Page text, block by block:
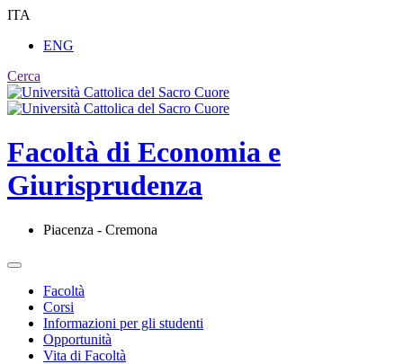
ITA
ENG
Cerca
Facoltà di Economia e
Giurisprudenza
Piacenza - Cremona
Facoltà
Corsi
Informazioni per gli studenti
Opportunità
Vita di Facoltà